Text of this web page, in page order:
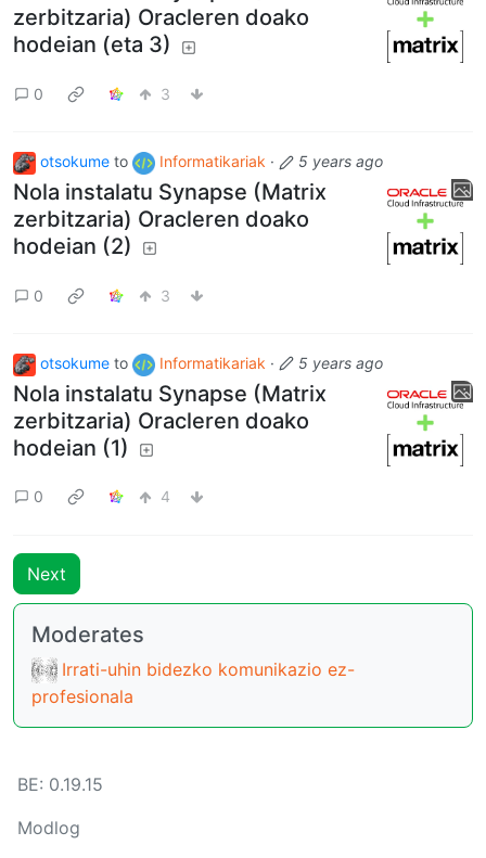
zerbitzaria) Oracleren doako
hodeian (eta 3)
0 3
otsokume to Informatikariak · 5 years ago
Nola instalatu Synapse (Matrix
zerbitzaria) Oracleren doako
hodeian (2)
0 3
otsokume to Informatikariak · 5 years ago
Nola instalatu Synapse (Matrix
zerbitzaria) Oracleren doako
hodeian (1)
0 4
Next
Moderates
Irrati-uhin bidezko komunikazio ez-
profesionala
BE: 0.19.15
Modlog